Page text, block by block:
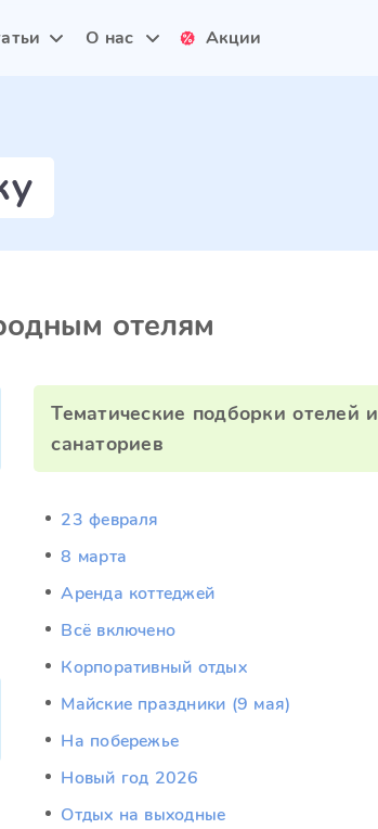
О нас Акции
отелям
Тематические подборки отелей и
санаториев
23 февраля
8 марта
Аренда коттеджей
Всё включено
Корпоративный отдых
Майские праздники (9 мая)
На побережье
Новый год 2026
Отдых на выходные